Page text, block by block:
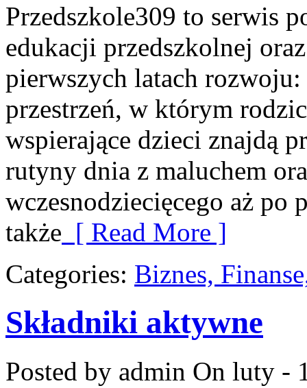
Przedszkole309 to serwis
edukacji przedszkolnej
pierwszych latach
przestrzeń, w którym
wspierające dzieci znajdą
rutyny dnia z maluchem
wczesnodziecięcego aż po
także [ Read More ]
Categories: Biznes,
Składniki aktywne
Posted by admin On luty -